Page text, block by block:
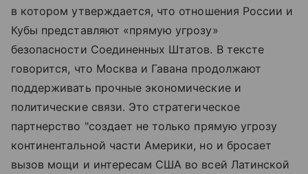
в котором утверждается, что отношения России и
Кубы представляют «прямую угрозу»
безопасности Соединенных Штатов. В тексте
говорится, что Москва и Гавана продолжают
поддерживать прочные экономические и
политические связи. Это стратегическое
партнерство "создает не только прямую угрозу
континентальной части Америки, но и бросает
вызов мощи и интересам США во всей Латинской